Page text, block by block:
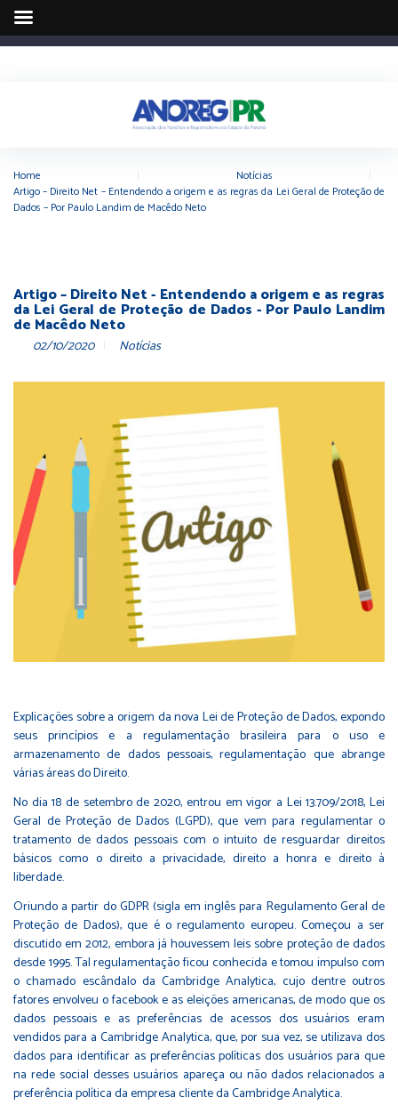
Home Notícias
Artigo – Direito Net – Entendendo a origem e as regras da Lei Geral de Proteção de
Dados – Por Paulo Landim de Macêdo Neto
Artigo – Direito Net - Entendendo a origem e as regras
da Lei Geral de Proteção de Dados - Por Paulo Landim
de Macêdo Neto
02/10/2020 Notícias
Explicações sobre a origem da nova Lei de Proteção de Dados, expondo
seus princípios e a regulamentação brasileira para o uso e
armazenamento de dados pessoais, regulamentação que abrange
várias áreas do Direito.
No dia 18 de setembro de 2020, entrou em vigor a Lei 13.709/2018, Lei
Geral de Proteção de Dados (LGPD), que vem para regulamentar o
tratamento de dados pessoais com o intuito de resguardar direitos
básicos como o direito a privacidade, direito a honra e direito à
liberdade.
Oriundo a partir do GDPR (sigla em inglês para Regulamento Geral de
Proteção de Dados), que é o regulamento europeu. Começou a ser
discutido em 2012, embora já houvessem leis sobre proteção de dados
desde 1995. Tal regulamentação ficou conhecida e tomou impulso com
o chamado escândalo da Cambridge Analytica, cujo dentre outros
fatores envolveu o facebook e as eleições americanas, de modo que os
dados pessoais e as preferências de acessos dos usuários eram
vendidos para a Cambridge Analytica, que, por sua vez, se utilizava dos
dados para identificar as preferências políticas dos usuários para que
na rede social desses usuários apareça ou não dados relacionados a
preferência política da empresa cliente da Cambridge Analytica.